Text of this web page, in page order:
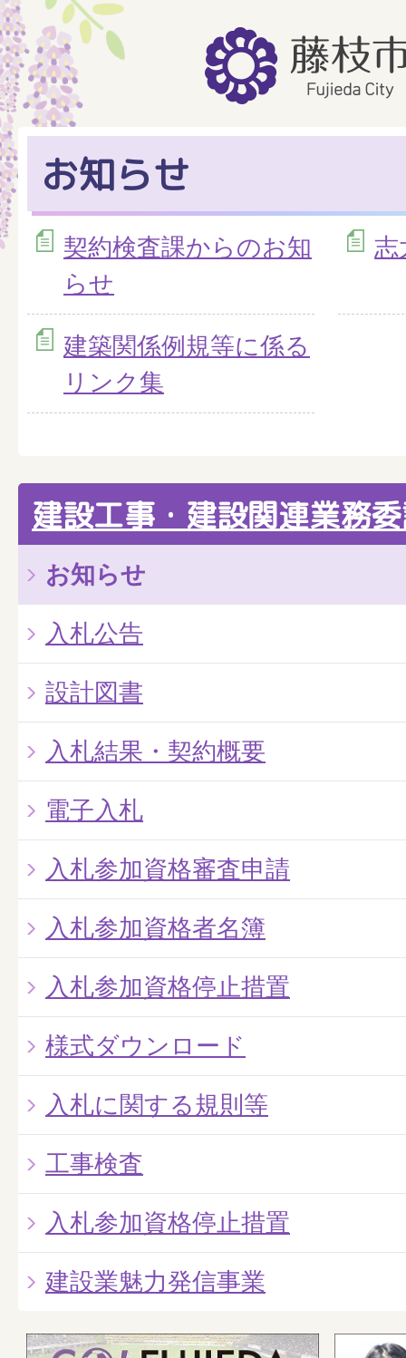
お知らせ
契約検査課からのお知
らせ
志
建築関係例規等に係る
リンク集
建設工事・建設関連業務
お知らせ
入札公告
設計図書
入札結果・契約概要
電子入札
入札参加資格審査申請
入札参加資格者名簿
入札参加資格停止措置
様式ダウンロード
入札に関する規則等
工事検査
入札参加資格停止措置
建設業魅力発信事業